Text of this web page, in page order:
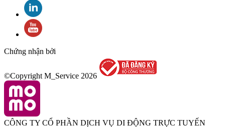
Chứng nhận bởi
©Copyright M_Service 2026
CÔNG TY CỔ PHẦN DỊCH VỤ DI ĐỘNG TRỰC TUYẾN